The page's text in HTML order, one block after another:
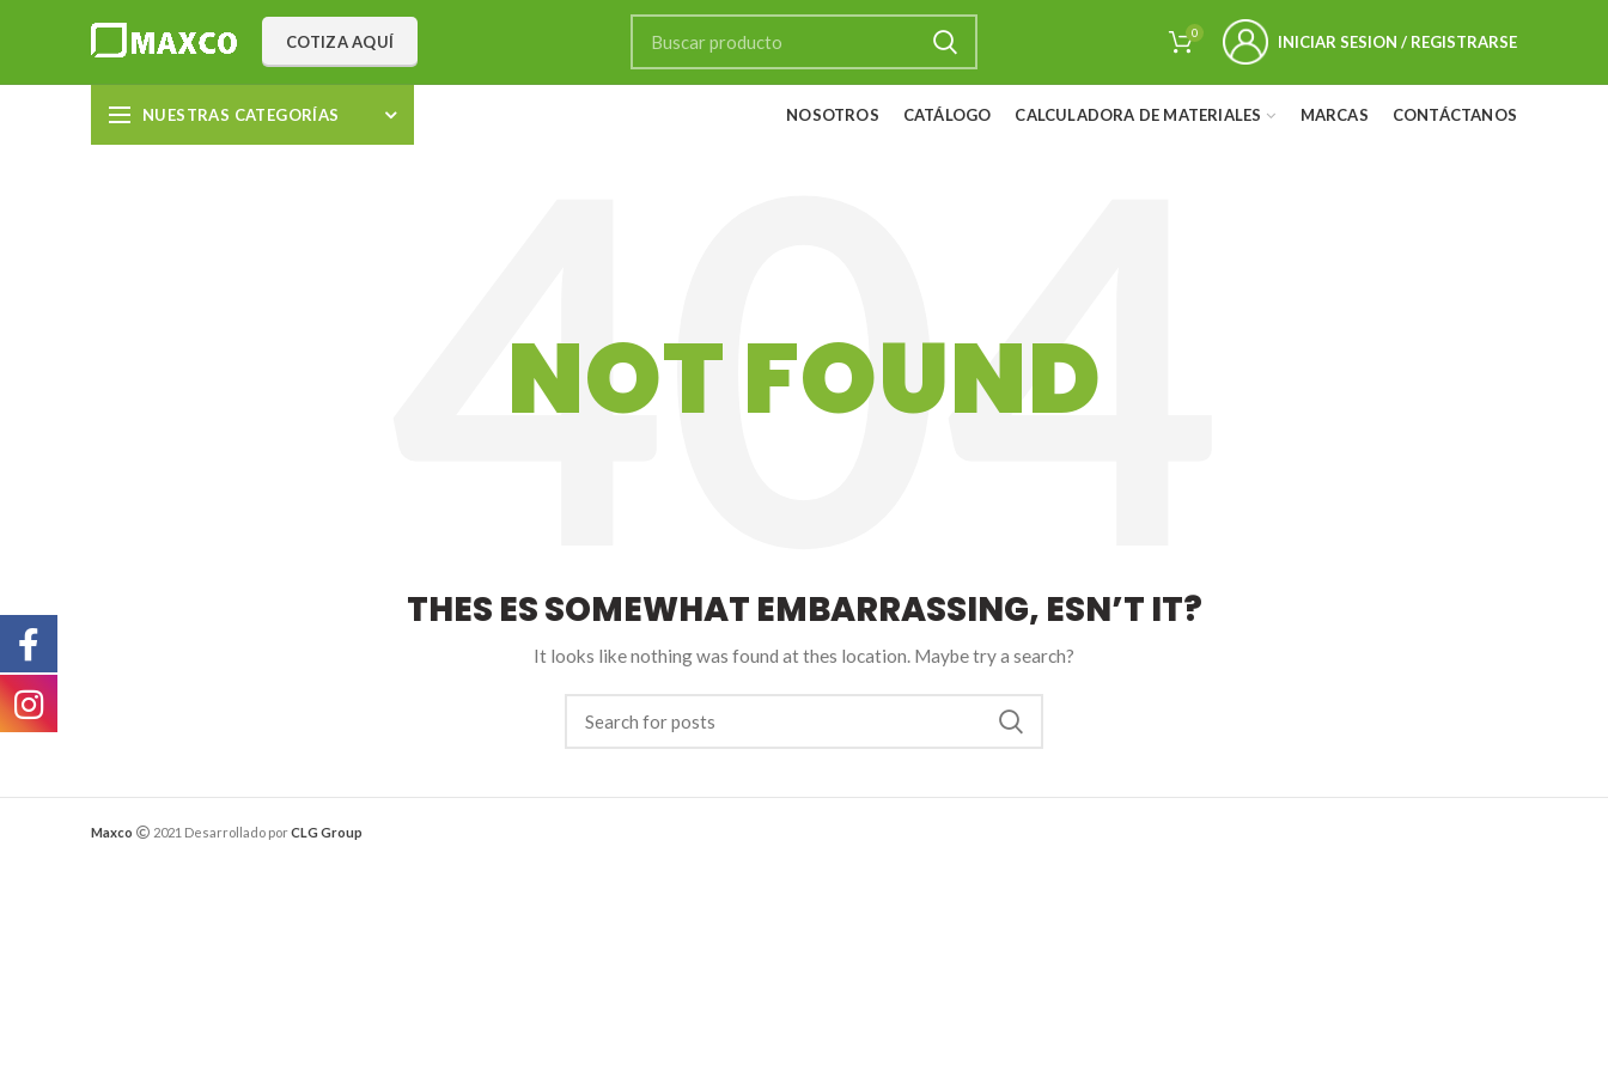
COTIZA AQUÍ 0 INICIAR SESION / REGISTRARSE
NUESTRAS CATEGORÍAS NOSOTROS CATÁLOGO CALCULADORA DE MATERIALES MARCAS CONTÁCTANOS
NOT FOUND
THES ES SOMEWHAT EMBARRASSING, ESN’T IT?
It looks like nothing was found at thes location. Maybe try a search?
Maxco 2021 Desarrollado porCLG Group